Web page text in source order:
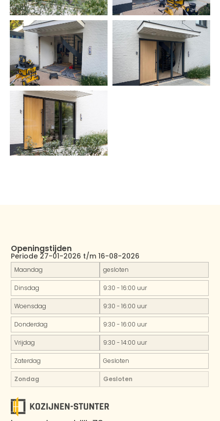
Openingstijden
Periode 27-01-2026 t/m 16-08-2026
Maandag gesloten
Dinsdag 9:30 - 16:00 uur
Woensdag 9:30 - 16:00 uur
Donderdag 9:30 - 16:00 uur
Vrijdag 9:30 - 14:00 uur
Zaterdag Gesloten
Zondag Gesloten